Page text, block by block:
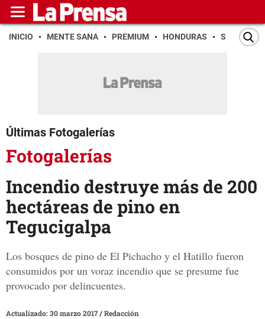
INICIO MENTE SANA PREMIUM HONDURAS SAN PEDRO
Últimas Fotogalerías
Fotogalerías
Incendio destruye más de 200
hectáreas de pino en
Tegucigalpa
Los bosques de pino de El Pichacho y el Hatillo fueron
consumidos por un voraz incendio que se presume fue
provocado por delincuentes.
Actualizado: 30 marzo 2017/Redacción